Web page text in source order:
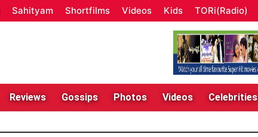
Sahityam Shortfilms Videos Kids TORi(Radio)
Reviews Gossips Photos Videos Celebrities